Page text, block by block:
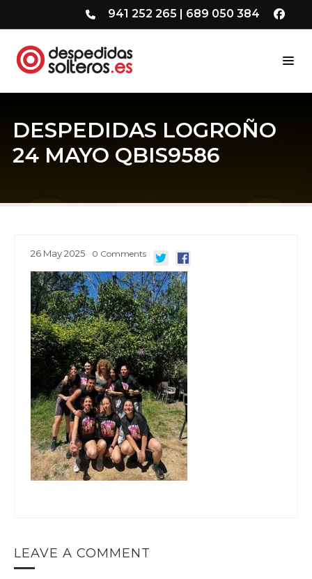
941 252 265 | 689 050 384
DESPEDIDAS LOGROÑO
24 MAYO QBIS9586
26 May2025 0 Comments
LEAVE A COMMENT